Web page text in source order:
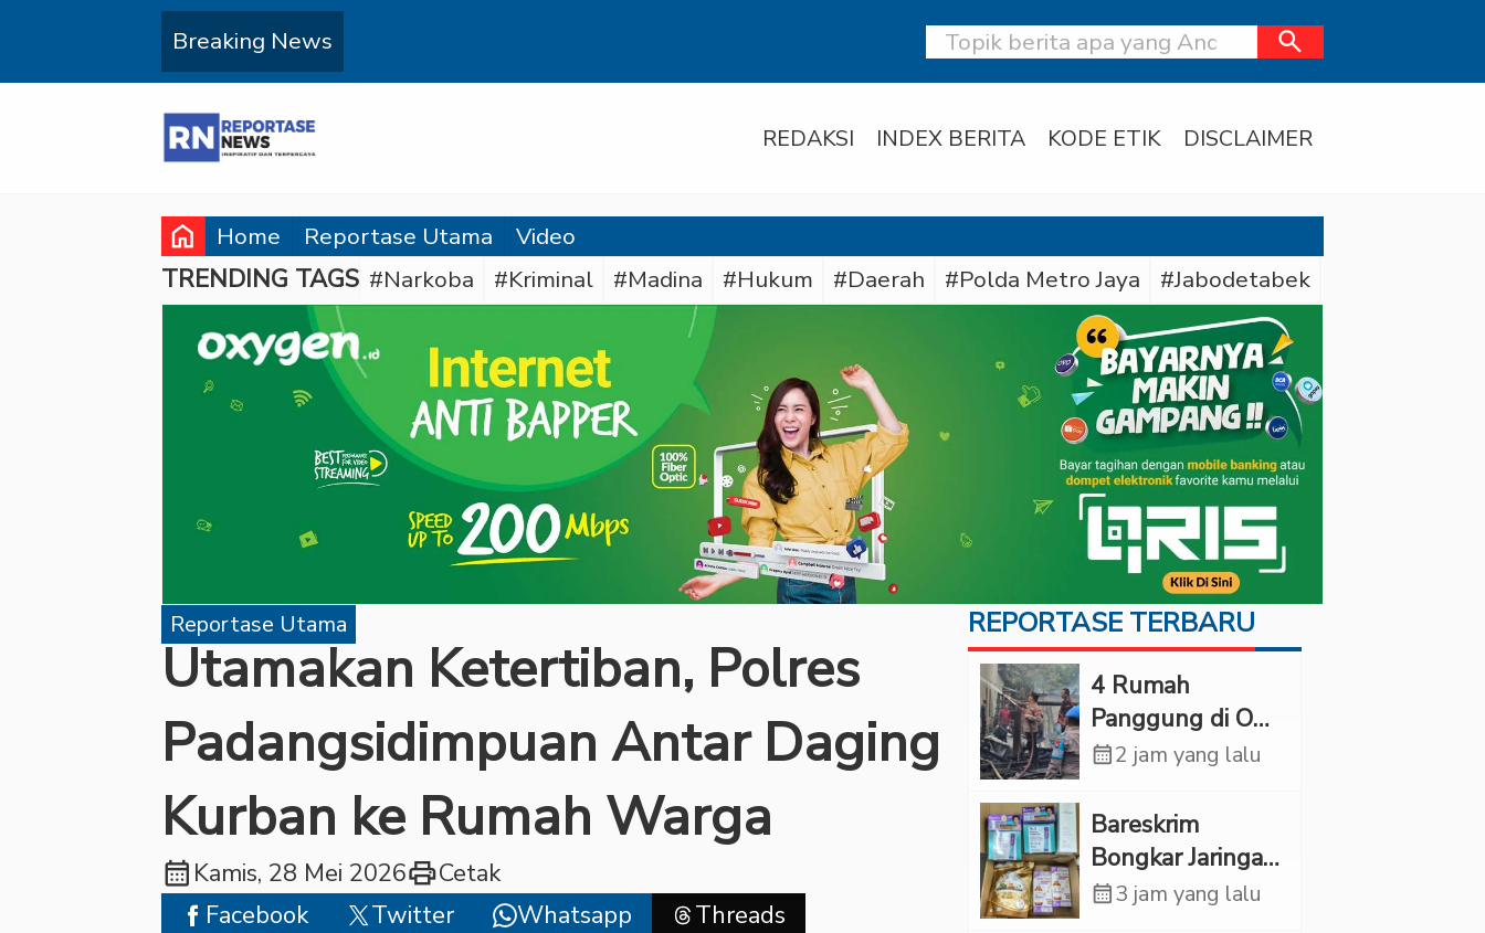
Breaking News search
REDAKSI INDEX BERITA KODE ETIK DISCLAIMER
home Home Reportase Utama Video
TRENDING TAGS #Narkoba #Kriminal #Madina #Hukum #Daerah #Polda Metro Jaya #Jabodetabek
Reportase Utama
Utamakan Ketertiban, Polres
Padangsidimpuan Antar Daging
Kurban ke Rumah Warga
calendar_month Kamis, 28 Mei 2026printCetak
Facebook
Twitter Whatsapp Threads
REPORTASE TERBARU
‎4 Rumah
Panggung di OKI
Ludes Terbakar,
Rp1 Miliar
calendar_month2 jam yang lalu
Bareskrim
Bongkar Jaringan
Etomidate dari
calendar_month3 jam yang lalu